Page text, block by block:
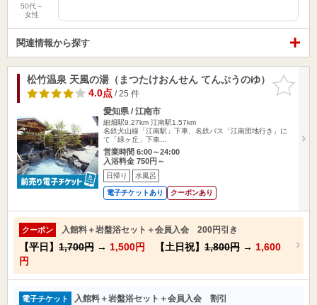
50代～
女性
関連情報から探す
お気に入
りに追加
松竹温泉 天風の湯（まつたけおんせん てんぷうのゆ）
4.0点/ 25 件
愛知県 / 江南市
細畑駅9.27km 江南駅1.57km
名鉄犬山線「江南駅」下車、名鉄バス「江南団地行き」に
て「緑ヶ丘」下車…
営業時間 6:00～24:00
入浴料金 750円～
日帰り 水風呂
電子チケットあり クーポンあり
クーポン 入館料＋岩盤浴セット＋会員入会 200円引き
【平日】 1,700円 → 1,500円 【土日祝】 1,800円 → 1,600
円
電子チケット 入館料＋岩盤浴セット＋会員入会 割引